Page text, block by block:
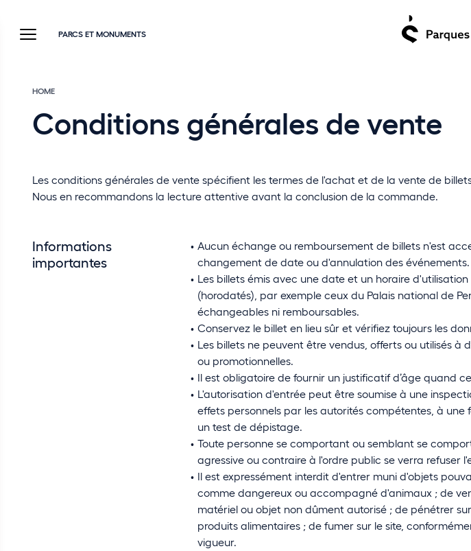
PARCS ET MONUMENTS
HOME
Conditions générales de vente
Les conditions générales de vente spécifient les termes de l'achat et de la vente de
Nous en recommandons la lecture attentive avant la conclusion de la commande.
Informations
importantes
Aucun échange ou remboursement de billets n'est
changement de date ou d'annulation des événements.
Les billets émis avec une date et un horaire
(horodatés), par exemple ceux du Palais national de
échangeables ni remboursables.
Conservez le billet en lieu sûr et vérifiez toujours les
Les billets ne peuvent être vendus, offerts ou utilisés à
ou promotionnelles.
Il est obligatoire de fournir un justificatif d’âge quand
L'autorisation d'entrée peut être soumise à une
effets personnels par les autorités compétentes, à une
un test de dépistage.
Toute personne se comportant ou semblant se
agressive ou contraire à l'ordre public se verra refuser
Il est expressément interdit d'entrer muni d'objets
comme dangereux ou accompagné d'animaux ; de
matériel ou objet non dûment autorisé ; de pénétrer
produits alimentaires ; de fumer sur le site,
vigueur.